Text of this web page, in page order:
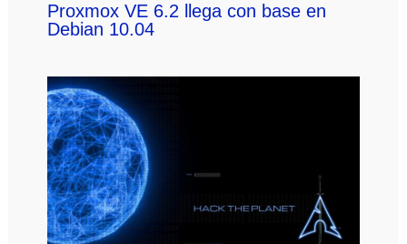
Proxmox VE 6.2 llega con base en
Debian 10.04